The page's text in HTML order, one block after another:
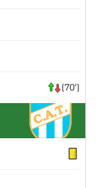
(70')